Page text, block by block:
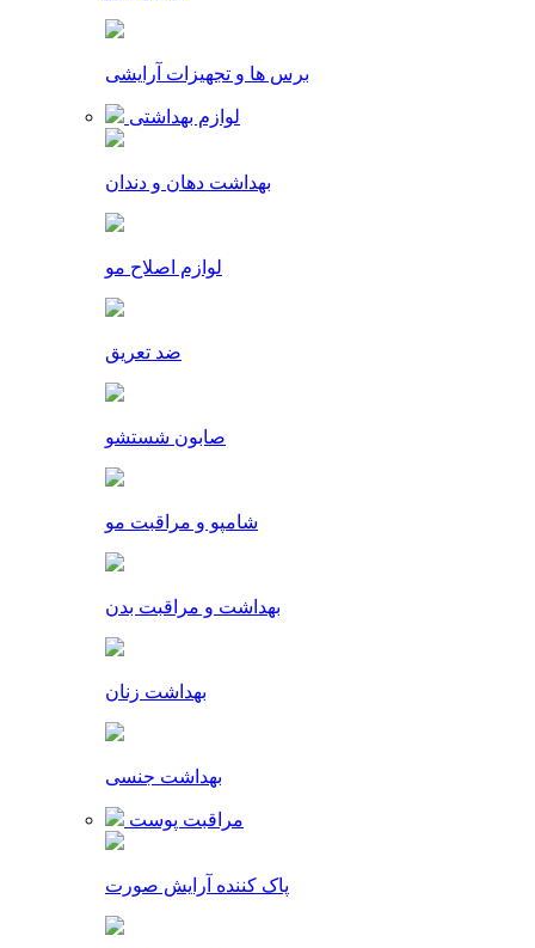
برس ها و تجهیزات آرایشی
لوازم بهداشتی
بهداشت دهان و دندان
لوازم اصلاح مو
ضد تعریق
صابون شستشو
شامپو و مراقبت مو
بهداشت و مراقبت بدن
بهداشت زنان
بهداشت جنسی
مراقبت پوست
پاک کننده آرایش صورت